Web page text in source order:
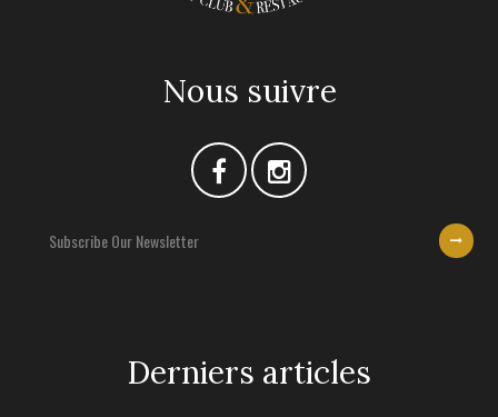
Nous suivre
Derniers articles